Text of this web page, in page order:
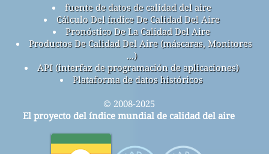
fuente de datos de calidad del aire
Cálculo Del índice De Calidad Del Aire
Pronóstico De La Calidad Del Aire
Productos De Calidad Del Aire (máscaras, Monitores
...)
API (interfaz de programación de aplicaciones)
Plataforma de datos históricos
© 2008-2025
El proyecto del índice mundial de calidad del aire